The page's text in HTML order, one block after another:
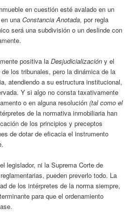
en cuestión esté avalado en un
unaConstancia Anotada, por regla
será una subdivisión o un deslinde con
positiva laDesjudicialización y el
de los tribunales, pero la dinámica de la
atendiendo a su estructura institucional,
Y si algo no consta taxativamente
o en alguna resolución(tal como el
de la normativa inmobiliaria han
de los principios y preceptos
de dotar de eficacia el instrumento
legislador, ni la Suprema Corte de
pueden preverlo todo. La
de los intérpretes de la norma siempre,
para que el ordenamiento